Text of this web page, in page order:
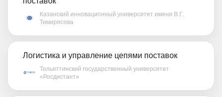
Казанский инновационный университет имени В.Г.
Тимирясова
Логистика и управление цепями поставок
Тольяттинский государственный университет
«Росдистант»